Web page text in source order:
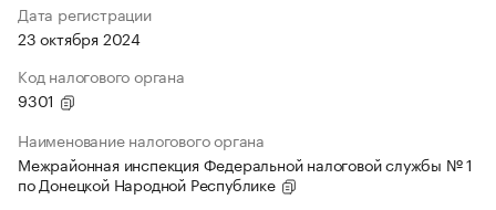
Дата регистрации
23 октября 2024
Код налогового органа
9301
Наименование налогового органа
Межрайонная инспекция Федеральной налоговой службы № 1
по Донецкой Народной Республике